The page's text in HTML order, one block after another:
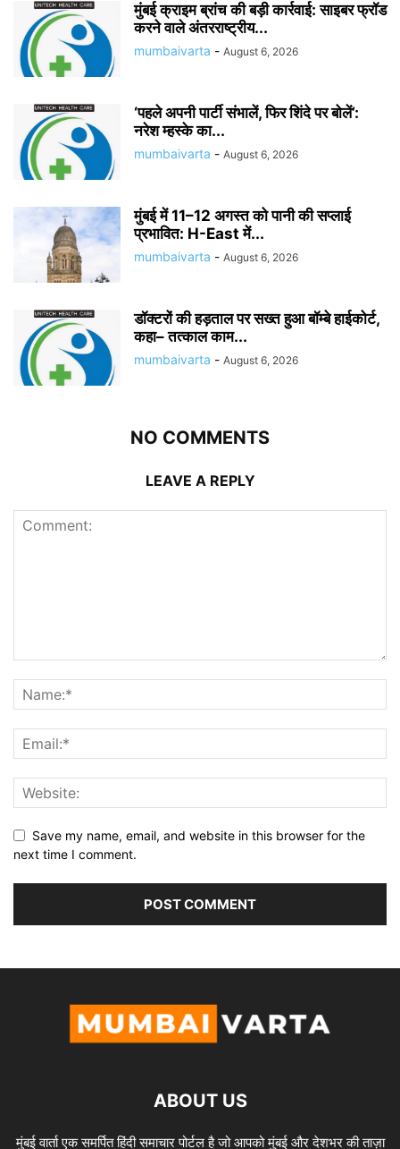
मुंबई क्राइम ब्रांच की बड़ी कार्रवाई: साइबर फ्रॉड
करने वाले अंतरराष्ट्रीय...
mumbaivarta - August 6, 2026
‘पहले अपनी पार्टी संभालें, फिर शिंदे पर बोलें’:
नरेश म्हस्के का...
mumbaivarta - August 6, 2026
मुंबई में 11–12 अगस्त को पानी की सप्लाई
प्रभावित: H-East में...
mumbaivarta - August 6, 2026
डॉक्टरों की हड़ताल पर सख्त हुआ बॉम्बे हाईकोर्ट,
कहा– तत्काल काम...
mumbaivarta - August 6, 2026
NO COMMENTS
LEAVE A REPLY
Save my name, email, and website in this browser for the
next time I comment.
ABOUT US
मुंबई वार्ता एक समर्पित हिंदी समाचार पोर्टल है जो आपको मुंबई और देशभर की ताज़ा